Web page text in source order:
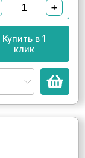
+
Купить в 1
клик